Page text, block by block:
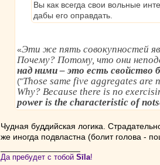
Вы как всегда свои вольные
дабы его оправдать.
«Эти же пять совокупностей
Почему? Потому, что они
над ними – это есть свойство
("Those same five aggregates
Why? Because there is no
power is the characteristic of
Чудная буддийская логика.
же иногда подвластна (болит голова -
Да пребудет с тобой Sīla!